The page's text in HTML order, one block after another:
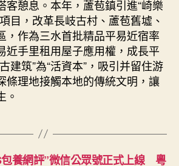
客憩息。本年，蘆苞鎮引進“崎樂
目，改革長岐古村、蘆苞舊墟、
，作為三水首批精品平易近宿率
近手里租用屋子應用權，成長平
建筑”為“活資本”，吸引并留住游
條理地接觸本地的傳統文明，讓
。
包養網評”微信公眾號正式上線 粵